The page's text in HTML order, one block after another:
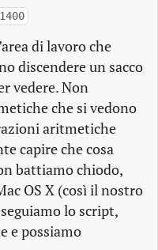
di lavoro che
discendere un sacco
vedere. Non
che si vedono
aritmetiche
capire che cosa
battiamo chiodo,
OS X (così il nostro
lo script,
e possiamo